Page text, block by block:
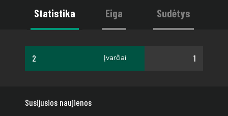
Statistika Eiga Sudėtys
2 Įvarčiai 1
Susijusios naujienos